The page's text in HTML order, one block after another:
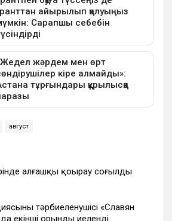
август
алғашқы қоңырау соғылды
тәрбиеленушісі «Славян
екінші орынды иеленді